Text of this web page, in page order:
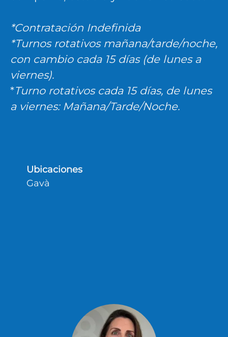
*Contratación Indefinida
*Turnos rotativos mañana/tarde/noche,
con cambio cada 15 días (de lunes a
viernes).
*Turno rotativos cada 15 días, de lunes
a viernes: Mañana/Tarde/Noche.
Ubicaciones
Gavà